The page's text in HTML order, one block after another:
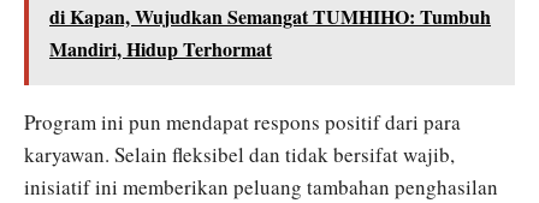
di Kapan, Wujudkan Semangat TUMHIHO: Tumbuh
Mandiri, Hidup Terhormat
Program ini pun mendapat respons positif dari para
karyawan. Selain fleksibel dan tidak bersifat wajib,
inisiatif ini memberikan peluang tambahan penghasilan